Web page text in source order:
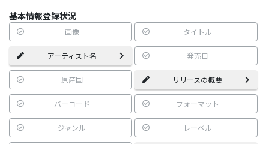
基本情報登録状況
画像 タイトル
アーティスト名 発売日
原産国 リリースの概要
バーコード フォーマット
ジャンル レーベル